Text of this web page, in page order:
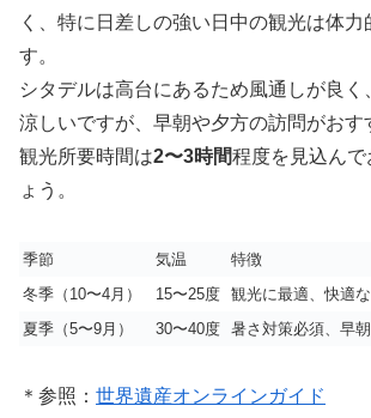
く、特に日差しの強い日中の観光は体力
す。
シタデルは高台にあるため風通しが良く
涼しいですが、早朝や夕方の訪問がおす
観光所要時間は2〜3時間程度を見込ん
ょう。
季節 気温
特徴
冬季（10〜4月）
15〜25度 観光に最適、快適
夏季（5〜9月）
30〜40度 暑さ対策必須、早
＊参照： 世界遺産オンラインガイド